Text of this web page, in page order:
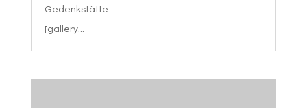
Gedenkstätte
[gallery...